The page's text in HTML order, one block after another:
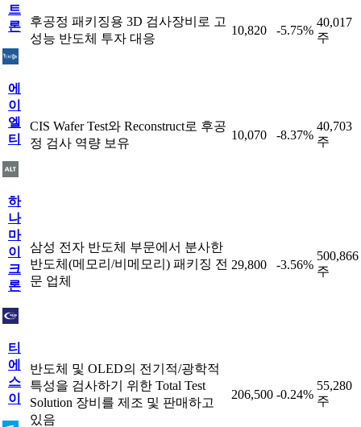
트
론
후공정 패키징용 3D 검사장비로 고
성능 반도체 투자 대응
10,820 -5.75%
40,017
주
에
이
엘
티
CIS Wafer Test와 Reconstruct로 후공
정 검사 역량 보유
10,070 -8.37%
40,703
주
하
나
마
이
크
론
삼성 전자 반도체 부문에서 분사한
반도체(메모리/비메모리) 패키징 전
문 업체
29,800 -3.56%
500,866
주
티
에
스
이
반도체 및 OLED의 전기적/광학적
특성을 검사하기 위한 Total Test
Solution 장비를 제조 및 판매하고
있음
206,500 -0.24%
55,280
주